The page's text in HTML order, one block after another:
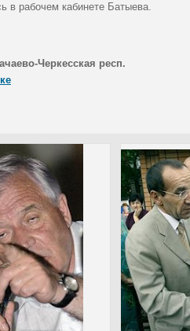
в рабочем кабинете Батыева.
Черкесская респ.